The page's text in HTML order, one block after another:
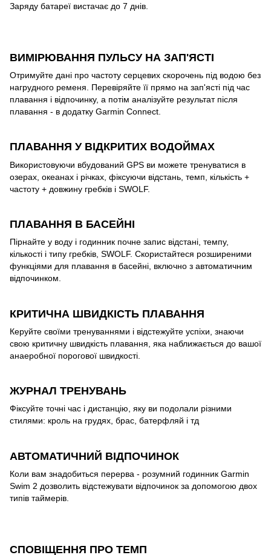
Заряду батареї вистачає до 7 днів.
ВИМІРЮВАННЯ ПУЛЬСУ НА ЗАП'ЯСТІ
Отримуйте дані про частоту серцевих скорочень під водою без
нагрудного ременя. Перевіряйте її прямо на зап'ясті під час
плавання і відпочинку, а потім аналізуйте результат після
плавання - в додатку Garmin Connect.
ПЛАВАННЯ У ВІДКРИТИХ ВОДОЙМАХ
Використовуючи вбудований GPS ви можете тренуватися в
озерах, океанах і річках, фіксуючи відстань, темп, кількість +
частоту + довжину гребків і SWOLF.
ПЛАВАННЯ В БАСЕЙНІ
Пірнайте у воду і годинник почне запис відстані, темпу,
кількості і типу гребків, SWOLF. Скористайтеся розширеними
функціями для плавання в басейні, включно з автоматичним
відпочинком.
КРИТИЧНА ШВИДКІСТЬ ПЛАВАННЯ
Керуйте своїми тренуваннями і відстежуйте успіхи, знаючи
свою критичну швидкість плавання, яка наближається до вашої
анаеробної порогової швидкості.
ЖУРНАЛ ТРЕНУВАНЬ
Фіксуйте точні час і дистанцію, яку ви подолали різними
стилями: кроль на грудях, брас, батерфляй і тд
АВТОМАТИЧНИЙ ВІДПОЧИНОК
Коли вам знадобиться перерва - розумний годинник Garmin
Swim 2 дозволить відстежувати відпочинок за допомогою двох
типів таймерів.
СПОВІЩЕННЯ ПРО ТЕМП